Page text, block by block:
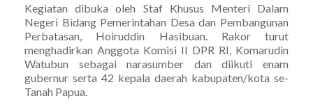
Kegiatan dibuka oleh Staf Khusus Menteri Dalam
Negeri Bidang Pemerintahan Desa dan Pembangunan
Perbatasan, Hoiruddin Hasibuan. Rakor turut
menghadirkan Anggota Komisi II DPR RI, Komarudin
Watubun sebagai narasumber dan diikuti enam
gubernur serta 42 kepala daerah kabupaten/kota se-
Tanah Papua.